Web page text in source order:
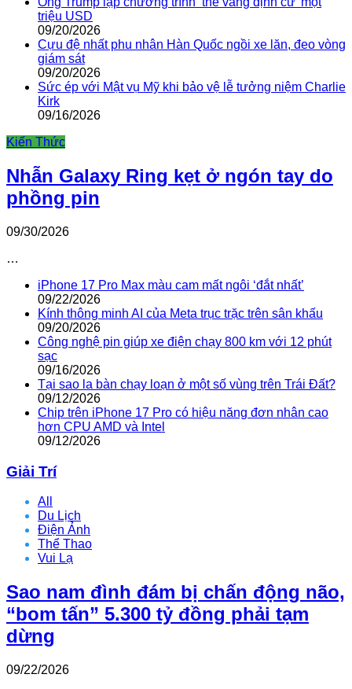
triệu USD
09/20/2026
Cựu đệ nhất phu nhân Hàn Quốc ngồi xe lăn, đeo vòng
giám sát
09/20/2026
Sức ép với Mật vụ Mỹ khi bảo vệ lễ tưởng niệm Charlie
Kirk
09/16/2026
Kiến Thức
Nhẫn Galaxy Ring kẹt ở ngón tay do
phồng pin
09/30/2026
…
iPhone 17 Pro Max màu cam mất ngôi ‘đắt nhất’
09/22/2026
Kính thông minh AI của Meta trục trặc trên sân khấu
09/20/2026
Công nghệ pin giúp xe điện chạy 800 km với 12 phút
sạc
09/16/2026
Tại sao la bàn chạy loạn ở một số vùng trên Trái Đất?
09/12/2026
Chip trên iPhone 17 Pro có hiệu năng đơn nhân cao
hơn CPU AMD và Intel
09/12/2026
Giải Trí
All
Du Lịch
Điện Ảnh
Thể Thao
Vui Lạ
Sao nam đình đám bị chấn động não,
“bom tấn” 5.300 tỷ đồng phải tạm
dừng
09/22/2026